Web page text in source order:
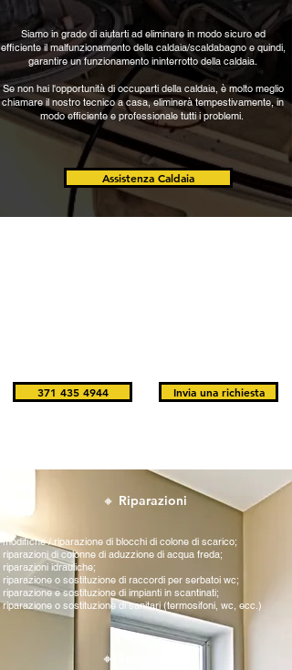
Siamo in grado di aiutarti ad eliminare in modo sicuro ed
efficiente il malfunzionamento della caldaia/scaldabagno e quindi,
garantire un funzionamento ininterrotto della caldaia.
Se non hai l'opportunità di occuparti della caldaia, è molto meglio
chiamare il nostro tecnico a casa, eliminerà tempestivamente, in
modo efficiente e professionale tutti i problemi.
Assistenza Caldaia
371 435 4944 Invia una richiesta
🔸 Riparazioni
modifiche / riparazione di blocchi di colone di scarico;
riparazioni di colonne di aduzzione di acqua freda;
riparazioni idrauliche;
riparazione o sostituzione di raccordi per serbatoi wc;
riparazione e sostituzione di impianti in scantinati;
riparazione o sostituzione di sanitari (termosifoni, wc, ecc.)
🔸 Sostituzioni